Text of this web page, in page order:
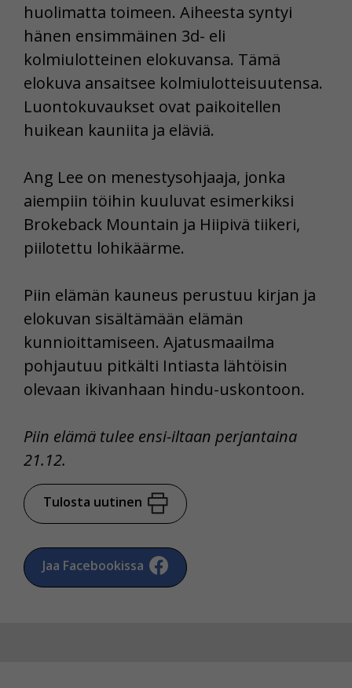
huolimatta toimeen. Aiheesta syntyi
hänen ensimmäinen 3d- eli
kolmiulotteinen elokuvansa. Tämä
elokuva ansaitsee kolmiulotteisuutensa.
Luontokuvaukset ovat paikoitellen
huikean kauniita ja eläviä.
Ang Lee on menestysohjaaja, jonka
aiempiin töihin kuuluvat esimerkiksi
Brokeback Mountain ja Hiipivä tiikeri,
piilotettu lohikäärme.
Piin elämän kauneus perustuu kirjan ja
elokuvan sisältämään elämän
kunnioittamiseen. Ajatusmaailma
pohjautuu pitkälti Intiasta lähtöisin
olevaan ikivanhaan hindu-uskontoon.
Piin elämä tulee ensi-iltaan perjantaina
21.12.
Tulosta uutinen
Jaa Facebookissa